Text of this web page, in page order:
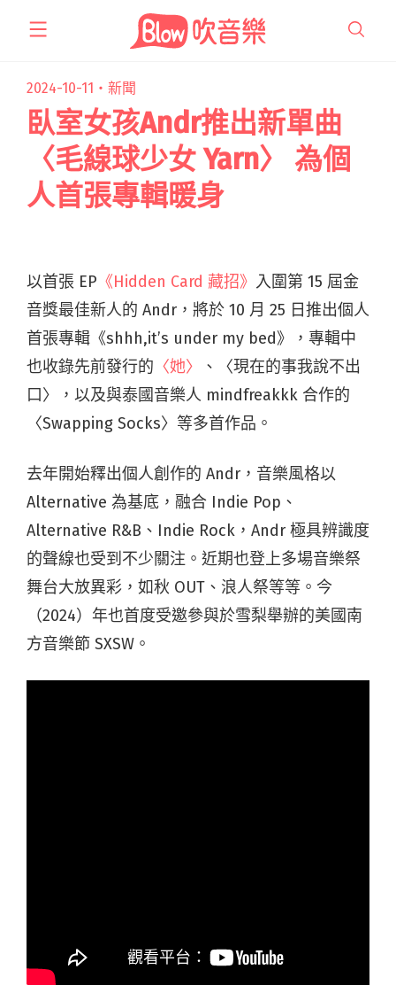
2024-10-11・ 新聞
臥室女孩Andr推出新單曲
〈毛線球少女 Yarn〉 為個
人首張專輯暖身
以首張 EP 《Hidden Card 藏招》 入圍第 15 屆金
音獎最佳新人的 Andr，將於 10 月 25 日推出個人
首張專輯《shhh,it’s under my bed》，專輯中
也收錄先前發行的 〈她〉
、〈現在的事我說不出
口〉，以及與泰國音樂人 mindfreakkk 合作的
〈Swapping Socks〉等多首作品。
去年開始釋出個人創作的 Andr，音樂風格以
Alternative 為基底，融合 Indie Pop、
Alternative R&B、Indie Rock，Andr 極具辨識度
的聲線也受到不少關注。近期也登上多場音樂祭
舞台大放異彩，如秋 OUT、浪人祭等等。 今
（2024）年也首度受邀參與於雪梨舉辦的美國南
方音樂節 SXSW。